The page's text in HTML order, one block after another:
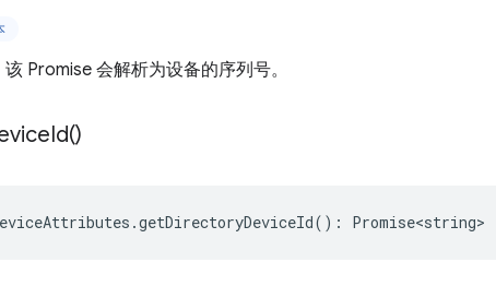
Promise 会解析为设备的序列号。
Id()
.getDirectoryDeviceId() : Promise<string>